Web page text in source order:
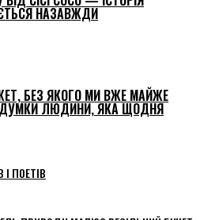
НАЗАВЖДИ
БЕЗ ЯКОГО МИ ВЖЕ МАЙЖЕ
ЛЮДИНИ, ЯКА ЩОДНЯ
ПОЕТІВ